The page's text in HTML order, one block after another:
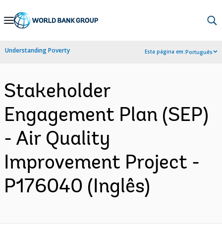
Skip
Navigation
Understanding Poverty Esta página em:Português
Stakeholder
Engagement Plan (SEP)
- Air Quality
Improvement Project -
P176040 (Inglês)